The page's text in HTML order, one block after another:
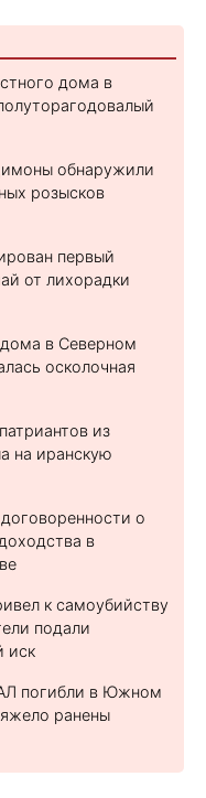
дома в
обнаружили
розысков
первый
от лихорадки
в Северном
осколочная
из
на иранскую
о
в
к самоубийству
подали
иск
погибли в Южном
ранены